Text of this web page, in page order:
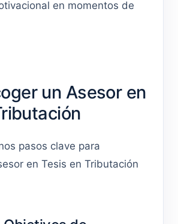
en momentos de
un Asesor en
pasos clave para
en Tesis en Tributación